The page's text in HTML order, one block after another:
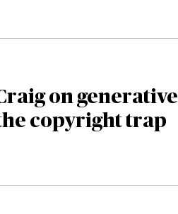
on generative
copyright trap